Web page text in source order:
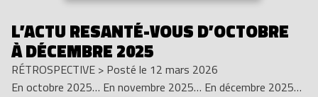
L’ACTU RESANTÉ-VOUS D’OCTOBRE
À DÉCEMBRE 2025
RÉTROSPECTIVE > Posté le 12 mars 2026
En octobre 2025… En novembre 2025… En décembre 2025…